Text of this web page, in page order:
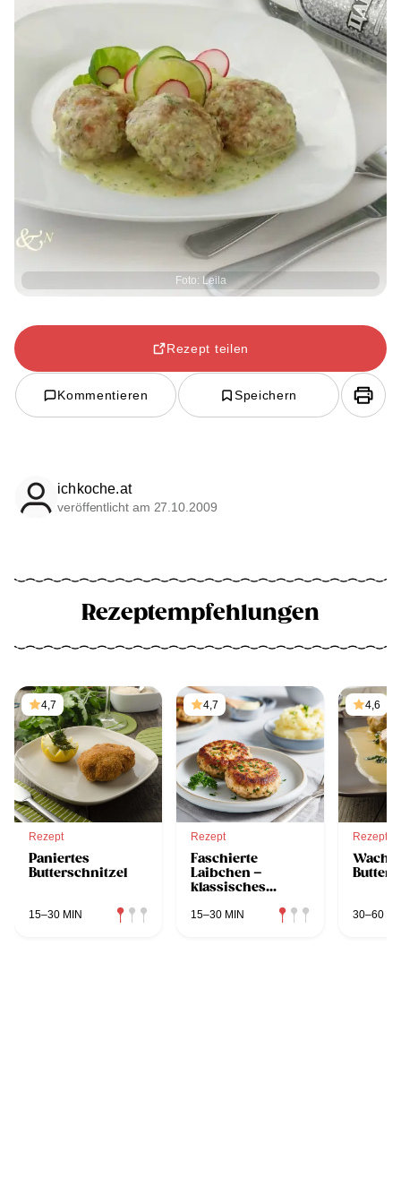
Foto: Leila
Rezept teilen
Kommentieren Speichern
ichkoche.at
veröffentlicht am 27.10.2009
Rezeptempfehlungen
4,7
Rezept
Paniertes
Butterschnitzel
15–30 MIN
4,7
Rezept
Faschierte
Laibchen –
klassisches
Rezept
15–30 MIN
4,6
Rezept
30–60